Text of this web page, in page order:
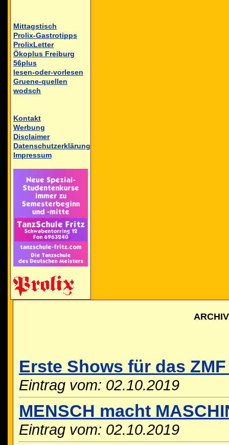
Mittagstisch
Prolix-Gastrotipps
ProlixLetter
Ökoplus Freiburg
56plus
lesen-oder-vorlesen
Gruene-quellen
wodsch
Kontakt
Werbung
Disclaimer
Datenschutzerklärung
Impressum
ARCHIV
Erste Shows für das
Eintrag vom: 02.10.2019
MENSCH macht
Eintrag vom: 02.10.2019